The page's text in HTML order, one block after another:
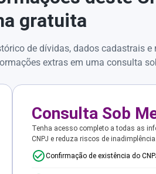
gratuita
de dívidas, dados cadastrais e
extras em uma consulta
Consulta Sob
Tenha acesso completo a todas as
CNPJ e reduza riscos de inadimplência.
Confirmação de existência do